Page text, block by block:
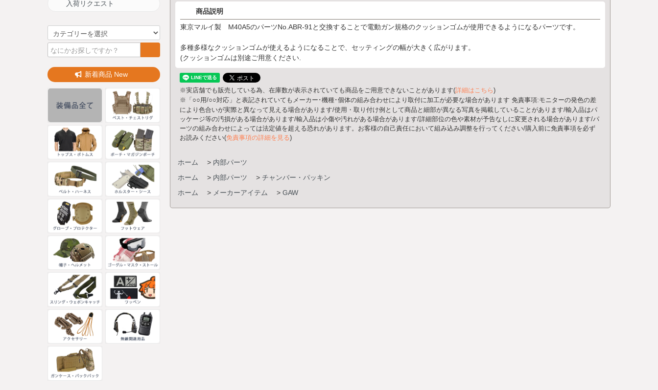
商品説明
東京マルイ製 M40A5のパーツNo.ABR-91と交換することで電動ガン規格のクッションゴムが使用できるようになるパーツです。
多種多様なクッションゴムが使えるようになることで、セッティングの幅が大きく広がります。
(クッションゴムは別途ご用意ください.
※実店舗でも販売している為、在庫数が表示されていても商品をご用意できないことがあります(詳細はこちら)
※「○○用/○○対応」と表記されていてもメーカー･機種･個体の組み合わせにより取付に加工が必要な場合があります 免責事項:モニターの発色の差
により色合いが実際と異なって見える場合があります/使用・取り付け例として商品と細部が異なる写真を掲載していることがあります/輸入品はパ
ッケージ等の汚損がある場合があります/輸入品は小傷や汚れがある場合があります/詳細部位の色や素材が予告なしに変更される場合があります/パ
ーツの組み合わせによっては法定値を超える恐れがあります。お客様の自己責任において組み込み調整を行ってください/購入前に免責事項を必ず
お読みください(免責事項の詳細を見る)
ホーム > 内部パーツ
ホーム
> 内部パーツ > チャンバー・パッキン
ホーム
> メーカーアイテム > GAW
入荷リクエスト
新着商品 New